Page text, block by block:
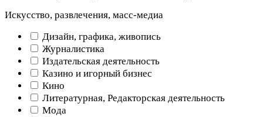
Искусство, развлечения, масс-медиа
Дизайн, графика, живопись
Журналистика
Издательская деятельность
Казино и игорный бизнес
Кино
Литературная, Редакторская деятельность
Мода